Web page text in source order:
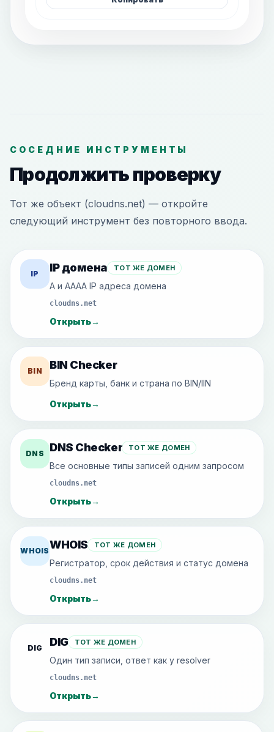
СОСЕДНИЕ ИНСТРУМЕНТЫ
Продолжить проверку
Тот же объект (cloudns.net) — откройте
следующий инструмент без повторного ввода.
IP IP домена ТОТ ЖЕ ДОМЕН
A и AAAA IP адреса домена
cloudns.net
Открыть→
BIN BIN Checker
Бренд карты, банк и страна по BIN/IIN
Открыть→
DNS DNS Checker ТОТ ЖЕ ДОМЕН
Все основные типы записей одним запросом
cloudns.net
Открыть→
WHOISWHOIS ТОТ ЖЕ ДОМЕН
Регистратор, срок действия и статус домена
cloudns.net
Открыть→
DIG DIG ТОТ ЖЕ ДОМЕН
Один тип записи, ответ как у resolver
cloudns.net
Открыть→